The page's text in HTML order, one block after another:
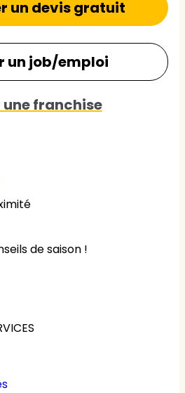
de saison !
un devis gratuit
un job/emploi
franchise